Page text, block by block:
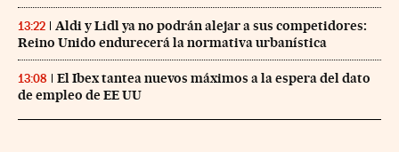
13:22
Aldi y Lidl ya no podrán alejar a sus competidores:
Reino Unido endurecerá la normativa urbanística
13:08
El Ibex tantea nuevos máximos a la espera del dato
de empleo de EE UU